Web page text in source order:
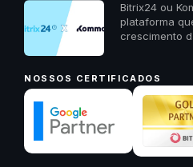
Bitrix24 ou
plataforma
crescimento
NOSSOS CERTIFICADOS